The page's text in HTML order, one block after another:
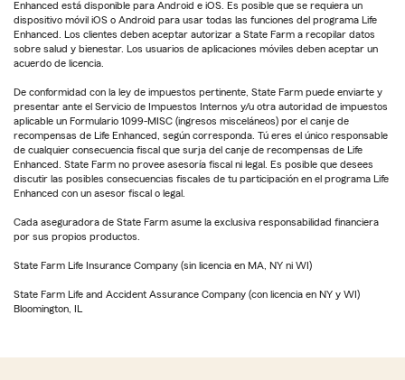
Enhanced está disponible para Android e iOS. Es posible que se requiera un
dispositivo móvil iOS o Android para usar todas las funciones del programa Life
Enhanced. Los clientes deben aceptar autorizar a State Farm a recopilar datos
sobre salud y bienestar. Los usuarios de aplicaciones móviles deben aceptar un
acuerdo de licencia.
De conformidad con la ley de impuestos pertinente, State Farm puede enviarte y
presentar ante el Servicio de Impuestos Internos y/u otra autoridad de impuestos
aplicable un Formulario 1099-MISC (ingresos misceláneos) por el canje de
recompensas de Life Enhanced, según corresponda. Tú eres el único responsable
de cualquier consecuencia fiscal que surja del canje de recompensas de Life
Enhanced. State Farm no provee asesoría fiscal ni legal. Es posible que desees
discutir las posibles consecuencias fiscales de tu participación en el programa Life
Enhanced con un asesor fiscal o legal.
Cada aseguradora de State Farm asume la exclusiva responsabilidad financiera
por sus propios productos.
State Farm Life Insurance Company (sin licencia en MA, NY ni WI)
State Farm Life and Accident Assurance Company (con licencia en NY y WI)
Bloomington, IL